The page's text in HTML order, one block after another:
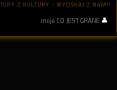
Z KULTURY - WYCISKAJ Z NAMI!
moje CO JEST GRANE